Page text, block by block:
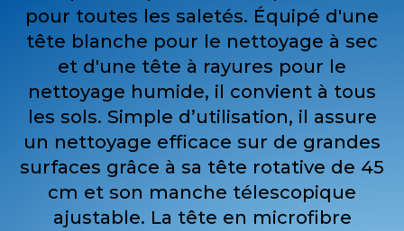
pour toutes les saletés. Équipé d'une
tête blanche pour le nettoyage à sec
et d'une tête à rayures pour le
nettoyage humide, il convient à tous
les sols. Simple d’utilisation, il assure
un nettoyage efficace sur de grandes
surfaces grâce à sa tête rotative de 45
cm et son manche télescopique
ajustable. La tête en microfibre